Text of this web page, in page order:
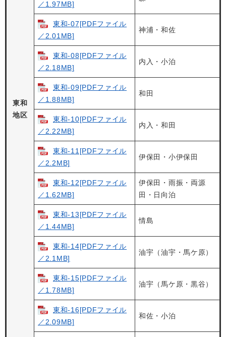
東和
地区
／1.97MB]
東和-07[PDFファイル
／2.01MB]
神浦・和佐
東和-08[PDFファイル
／2.18MB]
内入・小泊
東和-09[PDFファイル
／1.88MB]
和田
東和-10[PDFファイル
／2.22MB]
内入・和田
東和-11[PDFファイル
／2.2MB]
伊保田・小伊保田
東和-12[PDFファイル
／1.62MB]
伊保田・雨振・両源
田・日向泊
東和-13[PDFファイル
／1.44MB]
情島
東和-14[PDFファイル
／2.1MB]
油宇（油宇・馬ケ原）
東和-15[PDFファイル
／1.78MB]
油宇（馬ケ原・黒谷）
東和-16[PDFファイル
／2.09MB]
和佐・小泊